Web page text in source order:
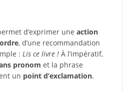
d’exprimer une action
, d’une recommandation
: Lis ce livre !À l’impératif,
pronom et la phrase
un point d’exclamation.